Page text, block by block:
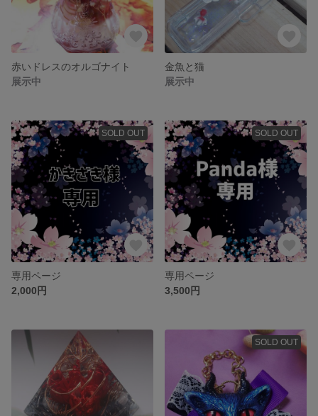
赤いドレスのオルゴナイト
展示中
金魚と猫
展示中
SOLD OUT
専用ページ
2,000円
SOLD OUT
専用ページ
3,500円
SOLD OUT